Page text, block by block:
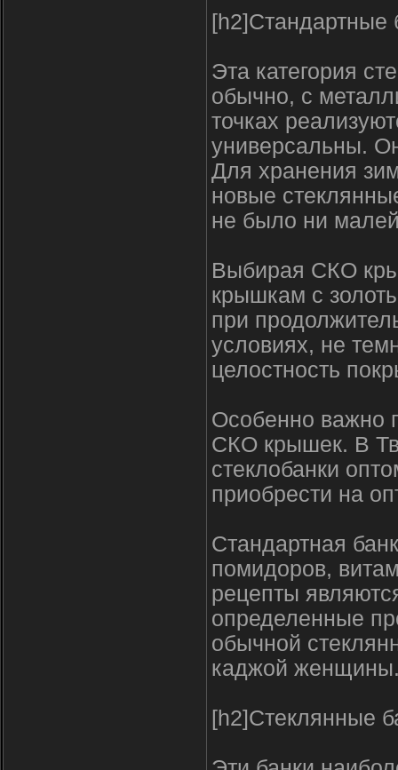
[h2]Стандартные
Эта категория
обычно, с
точках
универсальны.
Для хранения
новые
не было ни
Выбирая СКО
крышкам с
при
условиях, не
целостность
Особенно важно
СКО крышек. В
стеклобанки
приобрести на
Стандартная
помидоров,
рецепты
определенные
обычной
каджой
[h2]Стеклянные